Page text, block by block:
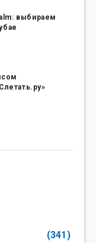
выбираем
(341)